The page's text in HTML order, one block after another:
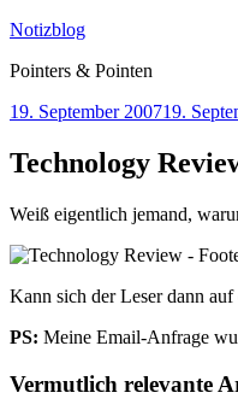
Zum
springen
Notizblog
Pointers & Pointen
Veröffentlicht
19. September 200719.
Technology
Weiß eigentlich jemand,
Kann sich der Leser dann
PS: Meine Email-Anfrage
Vermutlich relevante